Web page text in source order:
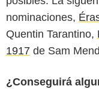
nominaciones,
Quentin Tarantino,
1917 de Sam
¿Conseguirá